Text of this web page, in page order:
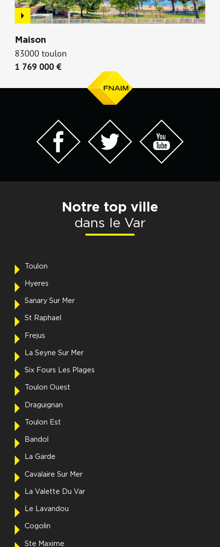
Maison
83000 toulon
1 769 000 €
Notre top ville
dans le Var
Toulon
Hyeres
Sanary Sur Mer
St Raphael
Frejus
La Seyne Sur Mer
Six Fours Les Plages
Toulon Ouest
Draguignan
Toulon Est
Bandol
La Garde
Cavalaire Sur Mer
La Valette Du Var
Le Lavandou
Cogolin
Ste Maxime